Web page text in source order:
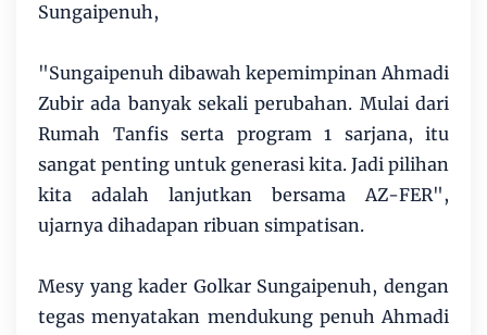
Sungaipenuh,
"Sungaipenuh dibawah kepemimpinan Ahmadi
Zubir ada banyak sekali perubahan. Mulai dari
Rumah Tanfis serta program 1 sarjana, itu
sangat penting untuk generasi kita. Jadi pilihan
kita adalah lanjutkan bersama AZ-FER",
ujarnya dihadapan ribuan simpatisan.
Mesy yang kader Golkar Sungaipenuh, dengan
tegas menyatakan mendukung penuh Ahmadi